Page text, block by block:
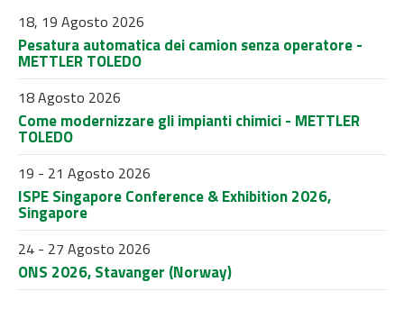
18, 19 Agosto 2026
Pesatura automatica dei camion senza operatore -
METTLER TOLEDO
18 Agosto 2026
Come modernizzare gli impianti chimici - METTLER
TOLEDO
19 - 21 Agosto 2026
ISPE Singapore Conference & Exhibition 2026,
Singapore
24 - 27 Agosto 2026
ONS 2026, Stavanger (Norway)